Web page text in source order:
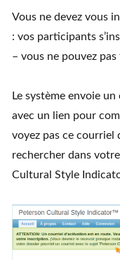
Vous ne devez vous
: vos participants
– vous ne pouvez
Le système envoie
avec un lien pour
voyez pas ce courriel
rechercher dans
Cultural Style